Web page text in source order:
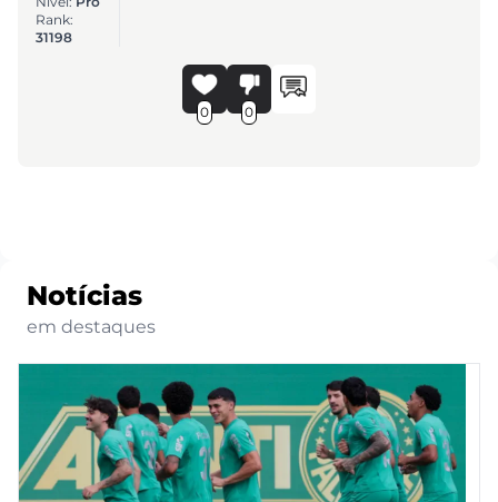
Rank:
31198
0 0
Notícias
em destaques